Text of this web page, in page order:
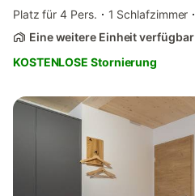
Platz für 4 Pers.
1 Schlafzimmer
Eine weitere Einheit verfügbar
KOSTENLOSE Stornierung